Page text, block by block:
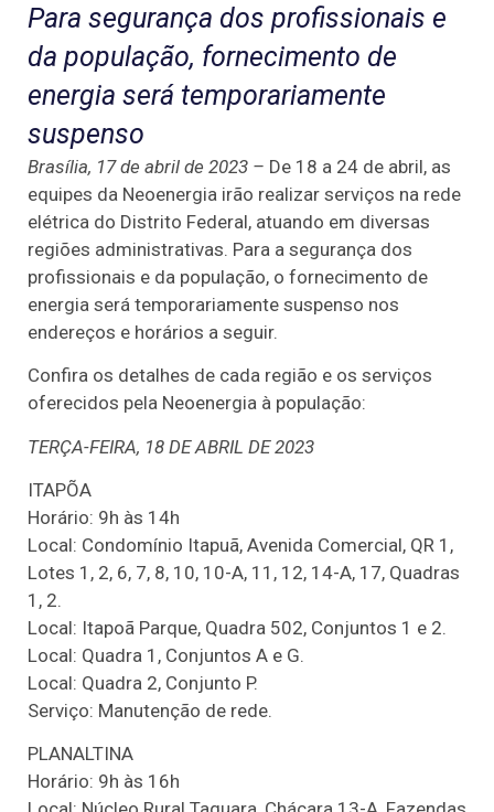
Para segurança dos profissionais e
da população, fornecimento de
energia será temporariamente
suspenso
Brasília, 17 de abril de 2023 – De 18 a 24 de abril, as
equipes da Neoenergia irão realizar serviços na rede
elétrica do Distrito Federal, atuando em diversas
regiões administrativas. Para a segurança dos
profissionais e da população, o fornecimento de
energia será temporariamente suspenso nos
endereços e horários a seguir.
Confira os detalhes de cada região e os serviços
oferecidos pela Neoenergia à população:
TERÇA-FEIRA, 18 DE ABRIL DE 2023
ITAPÕA
Horário: 9h às 14h
Local: Condomínio Itapuã, Avenida Comercial, QR 1,
Lotes 1, 2, 6, 7, 8, 10, 10-A, 11, 12, 14-A, 17, Quadras
1, 2.
Local: Itapoã Parque, Quadra 502, Conjuntos 1 e 2.
Local: Quadra 1, Conjuntos A e G.
Local: Quadra 2, Conjunto P.
Serviço: Manutenção de rede.
PLANALTINA
Horário: 9h às 16h